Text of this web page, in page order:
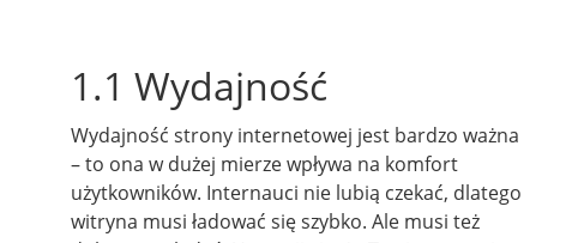
1.1 Wydajność
Wydajność strony internetowej jest bardzo ważna
– to ona w dużej mierze wpływa na komfort
użytkowników. Internauci nie lubią czekać, dlatego
witryna musi ładować się szybko. Ale musi też